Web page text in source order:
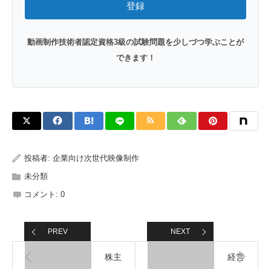
登録
動画制作技術者認定資格3級の試験問題を少しづつ学ぶことが
できます！
投稿者: 企業向け次世代映像制作
未分類
コメント: 0
PREV
株主
NEXT
経営